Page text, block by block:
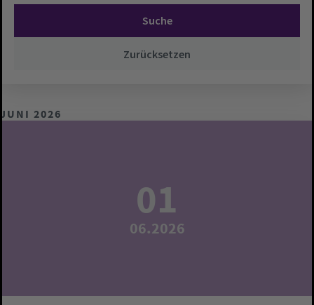
Suche
Zurücksetzen
JUNI 2026
01
06.2026